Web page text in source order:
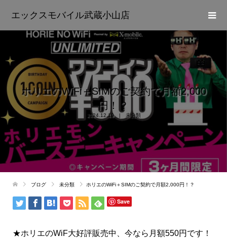
エックスモバイル武蔵小山店
ホリエのWiFi＋SIMのご契約で月額2,000
円！？
2024.12.19 未分類
ブログ 未分類 ホリエのWiFi＋SIMのご契約で月額2,000円！？
Save
★ホリエのWiF大好評販売中、今なら月額550円です！